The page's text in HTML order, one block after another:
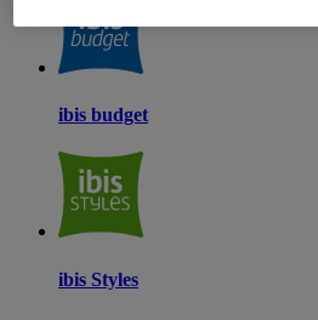
ibis budget
ibis Styles